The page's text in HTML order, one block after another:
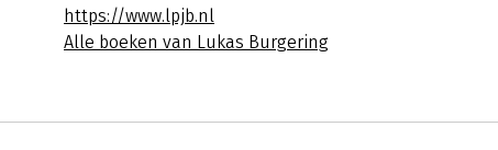
https://www.lpjb.nl
Alle boeken van Lukas Burgering